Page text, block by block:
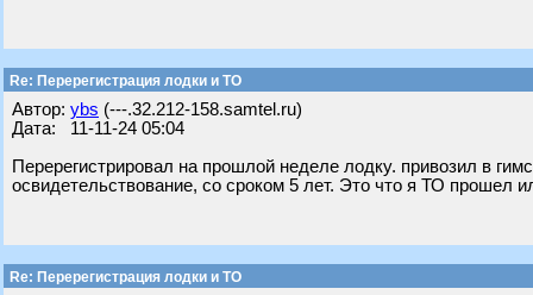
Re: Перерегистрация лодки и ТО
Автор: ybs (---.32.212-158.samtel.ru)
Дата: 11-11-24 05:04
Перерегистрировал на прошлой неделе лодку. привозил в
освидетельствование, со сроком 5 лет. Это что я ТО прошел
Re: Перерегистрация лодки и ТО